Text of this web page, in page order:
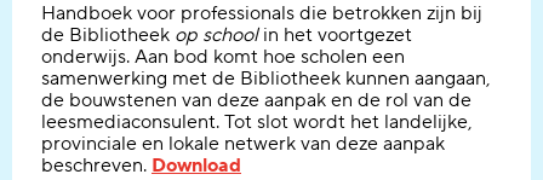
Handboek voor professionals die betrokken zijn bij
de Bibliotheek op schoolin het voortgezet
onderwijs. Aan bod komt hoe scholen een
samenwerking met de Bibliotheek kunnen aangaan,
de bouwstenen van deze aanpak en de rol van de
leesmediaconsulent. Tot slot wordt het landelijke,
provinciale en lokale netwerk van deze aanpak
beschreven. Download